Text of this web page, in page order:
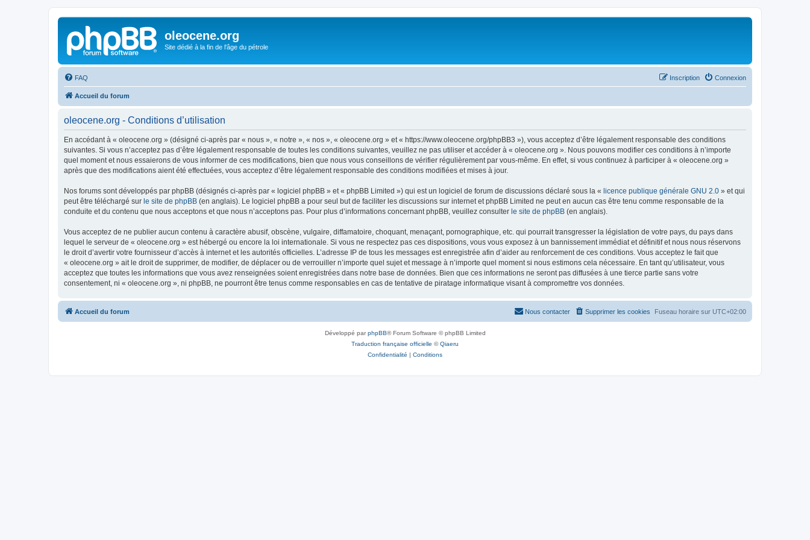
oleocene.org
Site dédié à la fin de l'âge du pétrole
FAQ Connexion
Inscription
Accueil du forum
oleocene.org - Conditions d’utilisation
En accédant à « oleocene.org » (désigné ci-après par « nous », « notre », « nos », « oleocene.org » et « https://www.oleocene.org/phpBB3 »), vous acceptez d’être légalement responsable des conditions
suivantes. Si vous n’acceptez pas d’être légalement responsable de toutes les conditions suivantes, veuillez ne pas utiliser et accéder à « oleocene.org ». Nous pouvons modifier ces conditions à n’importe
quel moment et nous essaierons de vous informer de ces modifications, bien que nous vous conseillons de vérifier régulièrement par vous-même. En effet, si vous continuez à participer à « oleocene.org »
après que des modifications aient été effectuées, vous acceptez d’être légalement responsable des conditions modifiées et mises à jour.
Nos forums sont développés par phpBB (désignés ci-après par « logiciel phpBB » et « phpBB Limited ») qui est un logiciel de forum de discussions déclaré sous la « licence publique générale GNU 2.0 » et qui
peut être téléchargé sur le site de phpBB (en anglais). Le logiciel phpBB a pour seul but de faciliter les discussions sur internet et phpBB Limited ne peut en aucun cas être tenu comme responsable de la
conduite et du contenu que nous acceptons et que nous n’acceptons pas. Pour plus d’informations concernant phpBB, veuillez consulter le site de phpBB (en anglais).
Vous acceptez de ne publier aucun contenu à caractère abusif, obscène, vulgaire, diffamatoire, choquant, menaçant, pornographique, etc. qui pourrait transgresser la législation de votre pays, du pays dans
lequel le serveur de « oleocene.org » est hébergé ou encore la loi internationale. Si vous ne respectez pas ces dispositions, vous vous exposez à un bannissement immédiat et définitif et nous nous réservons
le droit d’avertir votre fournisseur d’accès à internet et les autorités officielles. L’adresse IP de tous les messages est enregistrée afin d’aider au renforcement de ces conditions. Vous acceptez le fait que
« oleocene.org » ait le droit de supprimer, de modifier, de déplacer ou de verrouiller n’importe quel sujet et message à n’importe quel moment si nous estimons cela nécessaire. En tant qu’utilisateur, vous
acceptez que toutes les informations que vous avez renseignées soient enregistrées dans notre base de données. Bien que ces informations ne seront pas diffusées à une tierce partie sans votre
consentement, ni « oleocene.org », ni phpBB, ne pourront être tenus comme responsables en cas de tentative de piratage informatique visant à compromettre vos données.
Accueil du forum Fuseau horaire sur UTC+02:00
Supprimer les cookies
Nous contacter
Développé parphpBB® Forum Software © phpBB Limited
Traduction française officielle ©Qiaeru
Confidentialité | Conditions